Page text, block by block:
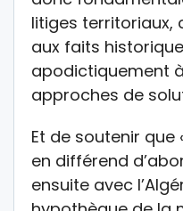
litiges territoriaux,
aux faits
apodictiquement
approches de
Et de soutenir
en différend
ensuite avec